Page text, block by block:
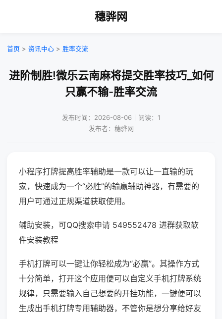
穗骅网
首页 > 资讯中心 > 胜率交流
进阶制胜!微乐云南麻将提交胜率技巧_如何
只赢不输-胜率交流
发布时间：2026-08-06｜阅读：1
发布者：穗骅网
小程序打牌提高胜率辅助是一款可以让一直输的玩
家，快速成为一个“必胜”的输赢辅助神器，有需要的
用户可通过正规渠道获取使用。
辅助安装，可QQ搜索申请 549552478 进群获取软
件安装教程
手机打牌可以一键让你轻松成为“必赢”。其操作方式
十分简单，打开这个应用便可以自定义手机打牌系统
规律，只需要输入自己想要的开挂功能，一键便可以
生成出手机打牌专用辅助器，不管你是想分享给好友